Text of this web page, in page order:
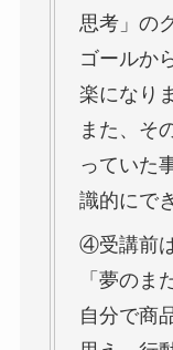
思考」の
ゴールか
楽になり
また、そ
っていた
識的にで
④受講前
「夢のま
自分で商